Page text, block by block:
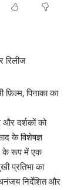
पिनाका का
दर्शकों को
के विशेषज्ञ
के रूप में एक
प्रतिभा का
निर्देशित और